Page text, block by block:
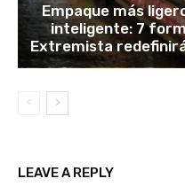
Empaque más
inteligente: 7
Extremista
LEAVE A REPLY